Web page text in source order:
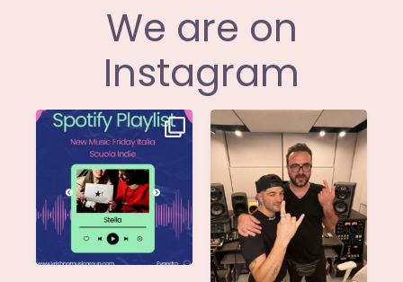
We are on
Instagram
Stella di
@musicadievandro è
disponibile su tutte
Siamo entusiasti di
annunciare che
@moseofficial